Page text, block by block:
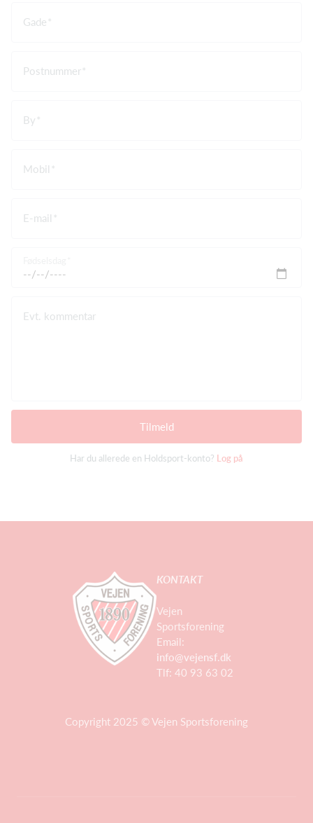
Gade
Postnummer
By
Mobil
E-mail
Evt. kommentar
Tilmeld
Har du allerede en Holdsport-konto? Log på
KONTAKT
Vejen
Sportsforening
Email:
info@vejensf.dk
Tlf: 40 93 63 02
Copyright 2025 © Vejen Sportsforening